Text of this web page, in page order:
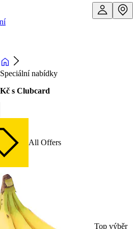
Speciální nabídky
s Clubcard
All Offers
Top výběr